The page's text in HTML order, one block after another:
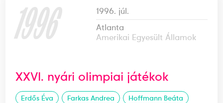
1996
1996. júl.
Atlanta
Amerikai Egyesült Államok
XXVI. nyári olimpiai játékok
Erdős Éva Farkas Andrea
Hoffmann Beáta